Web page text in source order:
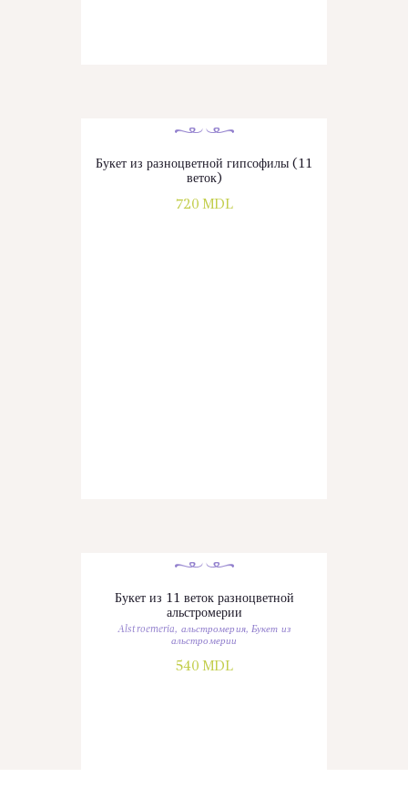
Букет из разноцветной гипсофилы (11
веток)
720 MDL
Букет из 11 веток разноцветной
альстромерии
Alstroemeria, альстромерия, Букет из
альстромерии
540 MDL